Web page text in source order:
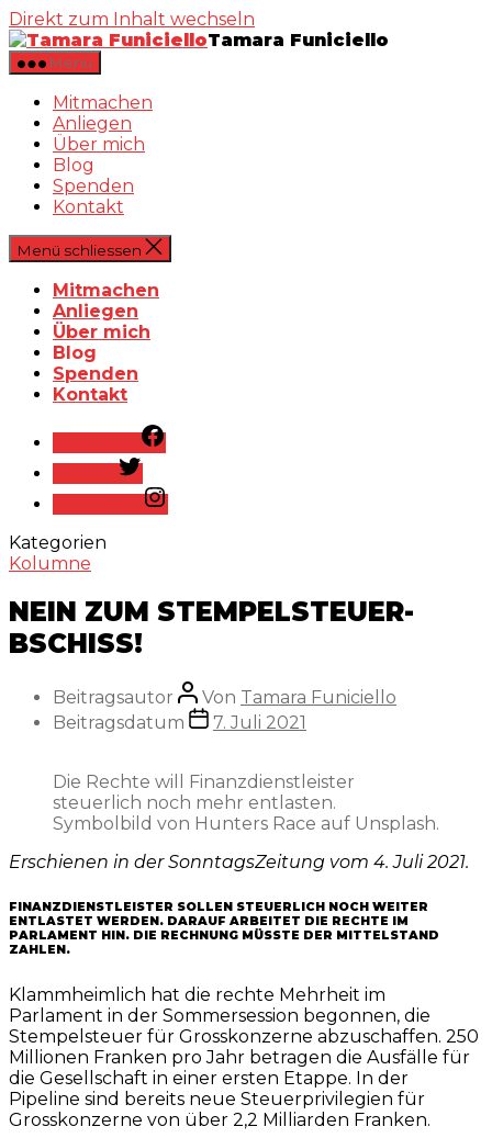
Direkt zum Inhalt wechseln
Tamara Funiciello
Menü
Mitmachen
Anliegen
Über mich
Blog
Spenden
Kontakt
Menü schliessen
Mitmachen
Anliegen
Über mich
Blog
Spenden
Kontakt
Kategorien
Kolumne
NEIN ZUM STEMPELSTEUER-
BSCHISS!
Beitragsautor Von Tamara Funiciello
Beitragsdatum
7. Juli 2021
Die Rechte will Finanzdienstleister
steuerlich noch mehr entlasten.
Symbolbild von Hunters Race auf Unsplash.
Erschienen in der SonntagsZeitung vom 4. Juli 2021.
FINANZDIENSTLEISTER SOLLEN STEUERLICH NOCH WEITER
ENTLASTET WERDEN. DARAUF ARBEITET DIE RECHTE IM
PARLAMENT HIN. DIE RECHNUNG MÜSSTE DER MITTELSTAND
ZAHLEN.
Klammheimlich hat die rechte Mehrheit im
Parlament in der Sommersession begonnen, die
Stempelsteuer für Grosskonzerne abzuschaffen. 250
Millionen Franken pro Jahr betragen die Ausfälle für
die Gesellschaft in einer ersten Etappe. In der
Pipeline sind bereits neue Steuerprivilegien für
Grosskonzerne von über 2,2 Milliarden Franken.